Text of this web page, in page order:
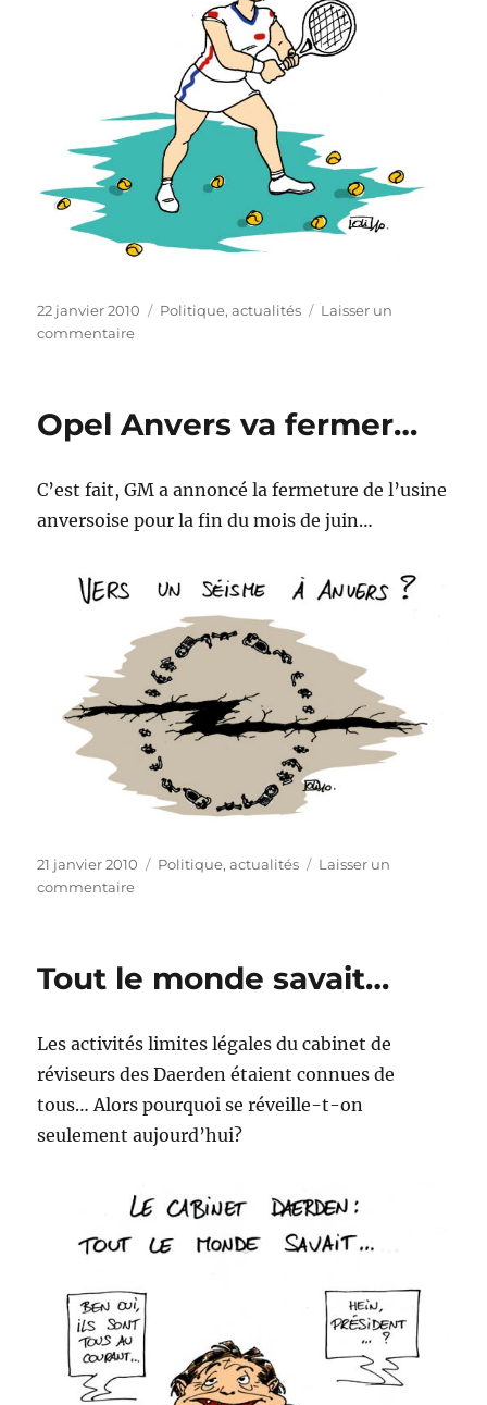
Publié
le
22 janvier 2010 Catégories
Politique, actualités
Laisser un
commentairesur
d’Australie…
Opel Anvers va fermer…
C’est fait, GM a annoncé la fermeture de l’usine
anversoise pour la fin du mois de juin…
Publié
le
21 janvier 2010 Catégories
Politique, actualités
Laisser un
commentairesur
fermer…
Tout le monde savait…
Les activités limites légales du cabinet de
réviseurs des Daerden étaient connues de
tous… Alors pourquoi se réveille-t-on
seulement aujourd’hui?